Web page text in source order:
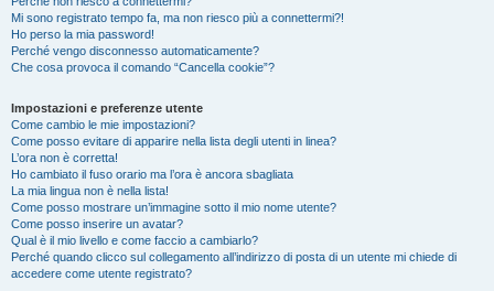
Mi sono registrato tempo fa, ma non riesco più a connettermi?!
Ho perso la mia password!
Perché vengo disconnesso automaticamente?
Che cosa provoca il comando “Cancella cookie”?
Impostazioni e preferenze utente
Come cambio le mie impostazioni?
Come posso evitare di apparire nella lista degli utenti in linea?
L’ora non è corretta!
Ho cambiato il fuso orario ma l’ora è ancora sbagliata
La mia lingua non è nella lista!
Come posso mostrare un’immagine sotto il mio nome utente?
Come posso inserire un avatar?
Qual è il mio livello e come faccio a cambiarlo?
Perché quando clicco sul collegamento all’indirizzo di posta di un utente mi chiede di
accedere come utente registrato?